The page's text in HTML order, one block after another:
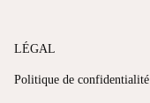
LÉGAL
Politique de confidentialité